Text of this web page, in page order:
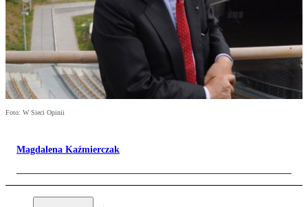
Foto: W Sieci Opinii
Magdalena Kaźmierczak